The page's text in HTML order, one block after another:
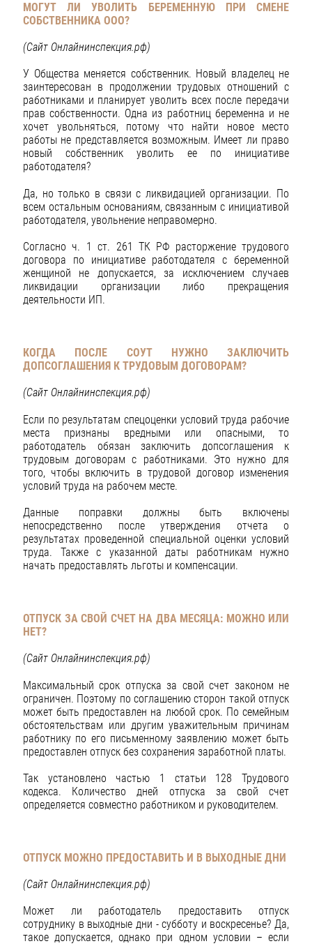
МОГУТ ЛИ УВОЛИТЬ БЕРЕМЕННУЮ ПРИ СМЕНЕ
СОБСТВЕННИКА ООО?
(Сайт Онлайнинспекция.рф)
У Общества меняется собственник. Новый владелец не
заинтересован в продолжении трудовых отношений с
работниками и планирует уволить всех после передачи
прав собственности. Одна из работниц беременна и не
хочет увольняться, потому что найти новое место
работы не представляется возможным. Имеет ли право
новый собственник уволить ее по инициативе
работодателя?
Да, но только в связи с ликвидацией организации. По
всем остальным основаниям, связанным с инициативой
работодателя, увольнение неправомерно.
Согласно ч. 1 ст. 261 ТК РФ расторжение трудового
договора по инициативе работодателя с беременной
женщиной не допускается, за исключением случаев
ликвидации организации либо прекращения
деятельности ИП.
КОГДА ПОСЛЕ СОУТ НУЖНО ЗАКЛЮЧИТЬ
ДОПСОГЛАШЕНИЯ К ТРУДОВЫМ ДОГОВОРАМ?
(Сайт Онлайнинспекция.рф)
Если по результатам спецоценки условий труда рабочие
места признаны вредными или опасными, то
работодатель обязан заключить допсоглашения к
трудовым договорам с работниками. Это нужно для
того, чтобы включить в трудовой договор изменения
условий труда на рабочем месте.
Данные поправки должны быть включены
непосредственно после утверждения отчета о
результатах проведенной специальной оценки условий
труда. Также с указанной даты работникам нужно
начать предоставлять льготы и компенсации.
ОТПУСК ЗА СВОЙ СЧЕТ НА ДВА МЕСЯЦА: МОЖНО ИЛИ
НЕТ?
(Сайт Онлайнинспекция.рф)
Максимальный срок отпуска за свой счет законом не
ограничен. Поэтому по соглашению сторон такой отпуск
может быть предоставлен на любой срок. По семейным
обстоятельствам или другим уважительным причинам
работнику по его письменному заявлению может быть
предоставлен отпуск без сохранения заработной платы.
Так установлено частью 1 статьи 128 Трудового
кодекса. Количество дней отпуска за свой счет
определяется совместно работником и руководителем.
ОТПУСК МОЖНО ПРЕДОСТАВИТЬ И В ВЫХОДНЫЕ ДНИ
(Сайт Онлайнинспекция.рф)
Может ли работодатель предоставить отпуск
сотруднику в выходные дни - субботу и воскресенье? Да,
такое допускается, однако при одном условии – если